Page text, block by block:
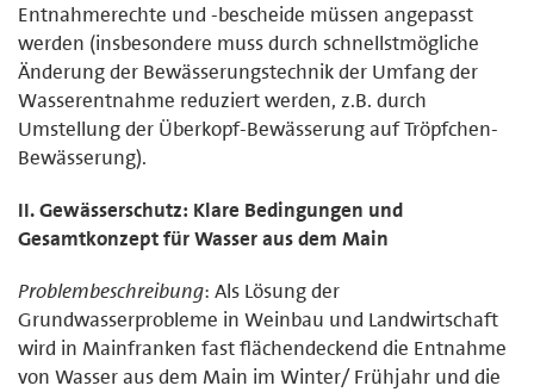
Entnahmerechte und -bescheide müssen angepasst
werden (insbesondere muss durch schnellstmögliche
Änderung der Bewässerungstechnik der Umfang der
Wasserentnahme reduziert werden, z.B. durch
Umstellung der Überkopf-Bewässerung auf Tröpfchen-
Bewässerung).
II. Gewässerschutz: Klare Bedingungen und
Gesamtkonzept für Wasser aus dem Main
Problembeschreibung: Als Lösung der
Grundwasserprobleme in Weinbau und Landwirtschaft
wird in Mainfranken fast flächendeckend die Entnahme
von Wasser aus dem Main im Winter/ Frühjahr und die